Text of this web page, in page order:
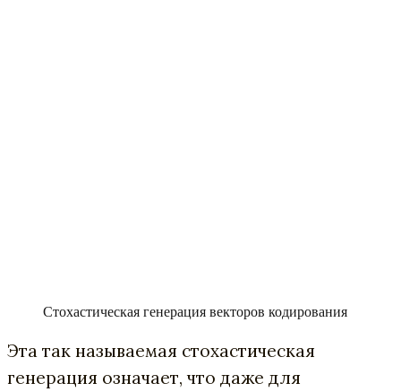
Стохастическая генерация векторов кодирования
Эта так называемая стохастическая
генерация означает, что даже для